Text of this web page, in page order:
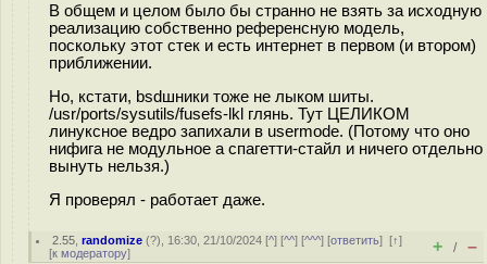
В общем и целом было бы странно не взять за исходную
реализацию собственно референсную модель,
поскольку этот стек и есть интернет в первом (и втором)
приближении.
Но, кстати, bsdшники тоже не лыком шиты.
/usr/ports/sysutils/fusefs-lkl глянь. Тут ЦЕЛИКОМ
линуксное ведро запихали в usermode. (Потому что оно
нифига не модульное а спагетти-стайл и ничего отдельно
вынуть нельзя.)
Я проверял - работает даже.
2.55 ,randomize (?), 16:30, 21/10/2024 [^] [^^] [^^^] [ответить][↑]
[к модератору] + / –